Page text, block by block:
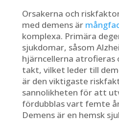
Orsakerna och
med demens är
komplexa. Primära
sjukdomar, såsom
hjärncellerna atrofieras
takt, vilket leder till
är den viktigaste
sannolikheten för att
fördubblas vart femte
Demens är en hemsk